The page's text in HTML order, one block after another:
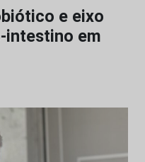
e eixo
intestino em